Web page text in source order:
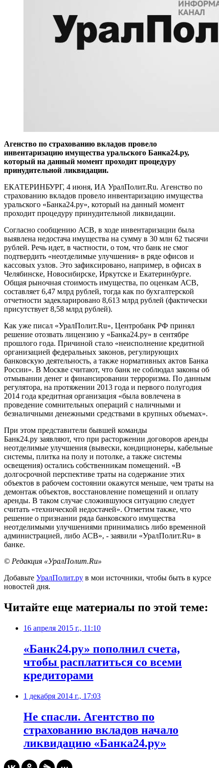
Агенство по страхованию вкладов провело
инвентаризацию имущества уральского Банка24.ру,
который на данный момент проходит процедуру
принудительной ликвидации.
ЕКАТЕРИНБУРГ, 4 июня, ИА УралПолит.Ru. Агенство по
страхованию вкладов провело инвентаризацию имущества
уральского «Банка24.ру», который на данный момент
проходит процедуру принудительной ликвидации.
Согласно сообщению АСВ, в ходе инвентаризации была
выявлена недостача имущества на сумму в 30 млн 62 тысячи
рублей. Речь идет, в частности, о том, что банк не смог
подтвердить «неотделимые улучшения» в ряде офисов и
кассовых узлов. Это зафиксировано, например, в офисах в
Челябинске, Новосибирске, Иркутске и Екатеринбурге.
Общая рыночная стоимость имущества, по оценкам АСВ,
составляет 6,47 млрд рублей, тогда как по бухгалтерской
отчетности задекларировано 8,613 млрд рублей (фактически
присутствует 8,58 млрд рублей).
Как уже писал «УралПолит.Ru», Центробанк РФ принял
решение отозвать лицензию у «Банка24.ру» в сентябре
прошлого года. Причиной стало «неисполнение кредитной
организацией федеральных законов, регулирующих
банковскую деятельность, а также нормативных актов Банка
России». В Москве считают, что банк не соблюдал законы об
отмывании денег и финансировании терроризма. По данным
регулятора, на протяжении 2013 года и первого полугодия
2014 года кредитная организация «была вовлечена в
проведение сомнительных операций с наличными и
безналичными денежными средствами в крупных объемах».
При этом представители бывшей команды
Банк24.ру заявляют, что при расторжении договоров аренды
неотделимые улучшения (вывески, кондиционеры, кабельные
системы, плитка на полу и потолке, а также системы
освещения) остались собственникам помещений. «В
долгосрочной перспективе траты на содержание этих
объектов в рабочем состоянии окажутся меньше, чем траты на
демонтаж объектов, восстановление помещений и оплату
аренды. В таком случае сложившуюся ситуацию следует
считать «технической недостачей». Отметим также, что
решение о признании ряда банковского имущества
неотделимыми улучшениями принимались либо временной
администрацией, либо АСВ», - заявили «УралПолит.Ru» в
банке.
© Редакция «УралПолит.Ru»
Добавьте УралПолит.ру в мои источники, чтобы быть в курсе
новостей дня.
Читайте еще материалы по этой теме:
16 апреля 2015 г., 11:10
«Банк24.ру» пополнил счета,
чтобы расплатиться со всеми
кредиторами
1 декабря 2014 г., 17:03
Не спасли. Агентство по
страхованию вкладов начало
ликвидацию «Банка24.ру»